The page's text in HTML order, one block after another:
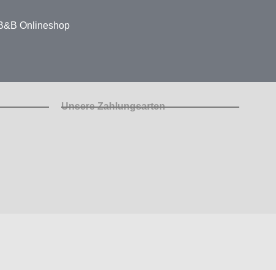
Onlineshop
Unsere Zahlungsarten